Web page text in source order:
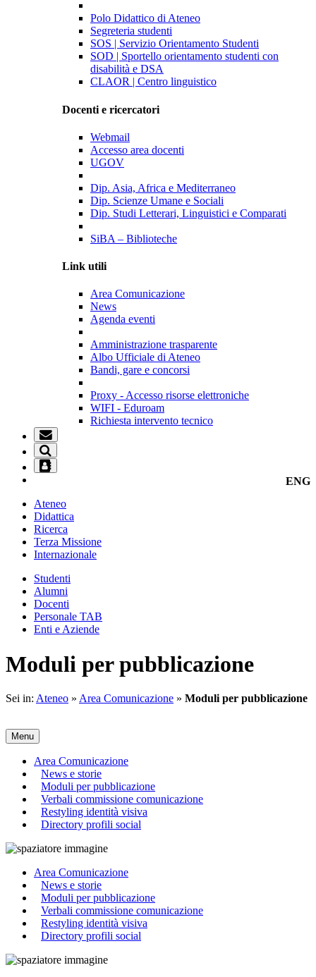
Polo Didattico di Ateneo
Segreteria studenti
SOS | Servizio Orientamento Studenti
SOD | Sportello orientamento studenti con
disabilità e DSA
CLAOR | Centro linguistico
Docenti e ricercatori
Webmail
Accesso area docenti
UGOV
Dip. Asia, Africa e Mediterraneo
Dip. Scienze Umane e Sociali
Dip. Studi Letterari, Linguistici e Comparati
SiBA – Biblioteche
Link utili
Area Comunicazione
News
Agenda eventi
Amministrazione trasparente
Albo Ufficiale di Ateneo
Bandi, gare e concorsi
Proxy - Accesso risorse elettroniche
WIFI - Eduroam
Richiesta intervento tecnico
ENG
Ateneo
Didattica
Ricerca
Terza Missione
Internazionale
Studenti
Alumni
Docenti
Personale TAB
Enti e Aziende
Moduli per pubblicazione
Sei in: Ateneo » Area Comunicazione » Moduli per pubblicazione
Menu
Area Comunicazione
News e storie
Moduli per pubblicazione
Verbali commissione comunicazione
Restyling identità visiva
Directory profili social
Area Comunicazione
News e storie
Moduli per pubblicazione
Verbali commissione comunicazione
Restyling identità visiva
Directory profili social